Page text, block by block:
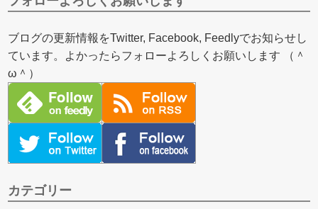
ブログの更新情報をTwitter, Facebook, Feedlyでお知らせし
ています。よかったらフォローよろしくお願いします （＾
ω＾）
カテゴリー